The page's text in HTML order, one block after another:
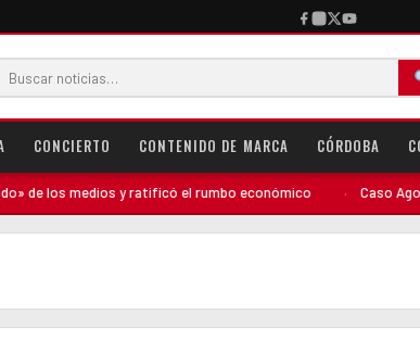
CONCIERTO CONTENIDO DE MARCA CÓRDOBA
de los medios y ratificó el rumbo económico Caso